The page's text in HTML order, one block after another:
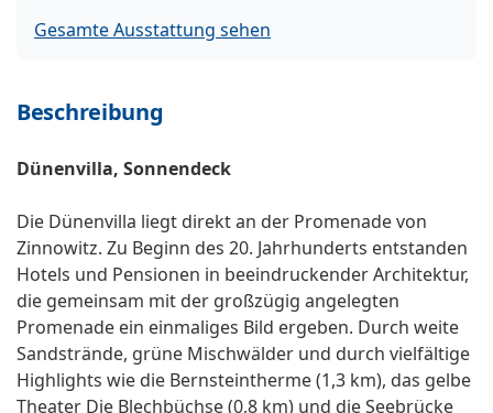
Gesamte Ausstattung sehen
Beschreibung
Dünenvilla, Sonnendeck
Die Dünenvilla liegt direkt an der Promenade von
Zinnowitz. Zu Beginn des 20. Jahrhunderts entstanden
Hotels und Pensionen in beeindruckender Architektur,
die gemeinsam mit der großzügig angelegten
Promenade ein einmaliges Bild ergeben. Durch weite
Sandstrände, grüne Mischwälder und durch vielfältige
Highlights wie die Bernsteintherme (1,3 km), das gelbe
Theater Die Blechbüchse (0,8 km) und die Seebrücke